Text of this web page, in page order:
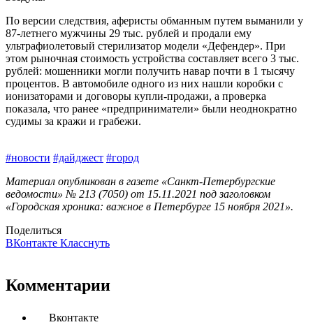
По версии следствия, аферисты обманным путем выманили у
87-летнего мужчины 29 тыс. рублей и продали ему
ультрафиолетовый стерилизатор модели «Дефендер». При
этом рыночная стоимость устройства составляет всего 3 тыс.
рублей: мошенники могли получить навар почти в 1 тысячу
процентов. В автомобиле одного из них нашли коробки с
ионизаторами и договоры купли-продажи, а проверка
показала, что ранее «предприниматели» были неоднократно
судимы за кражи и грабежи.
#новости #дайджест #город
Материал опубликован в газете «Санкт-Петербургские
ведомости» № 213 (7050) от 15.11.2021 под заголовком
«Городская хроника: важное в Петербурге 15 ноября 2021».
Поделиться
ВКонтакте Класснуть
Комментарии
Вконтакте